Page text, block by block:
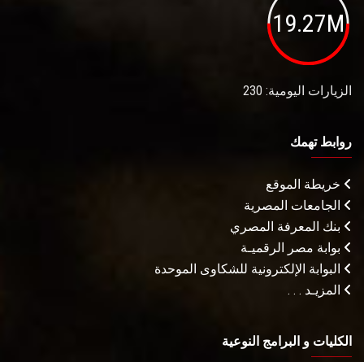
19.27M
الزيارات اليومية: 230
روابط تهمك
خريطة الموقع
الجامعات المصرية
بنك المعرفة المصري
بوابة مصر الرقميـة
البوابة الإلكترونية للشكاوى الموحدة
المزيـد . . .
الكليات و البرامج النوعية